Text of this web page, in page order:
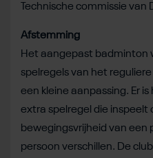
Technische commissie van
Afstemming
Het aangepast badminton
spelregels van het
een kleine aanpassing. Er
extra spelregel die inspeelt
bewegingsvrijheid van een
persoon verschillen. De